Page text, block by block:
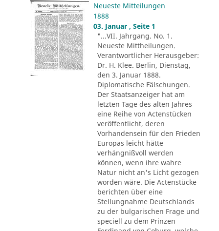
Neueste Mitteilungen
1888
03. Januar , Seite 1
"...VII. Jahrgang. No. 1.
Neueste Mittheilungen.
Verantwortlicher Herausgeber:
Dr. H. Klee. Berlin, Dienstag,
den 3. Januar 1888.
Diplomatische Fälschungen.
Der Staatsanzeiger hat am
letzten Tage des alten Jahres
eine Reihe von Actenstücken
veröffentlicht, deren
Vorhandensein für den Frieden
Europas leicht hätte
verhängnißvoll werden
können, wenn ihre wahre
Natur nicht an's Licht gezogen
worden wäre. Die Actenstücke
berichten über eine
Stellungnahme Deutschlands
zu der bulgarischen Frage und
speciell zu dem Prinzen